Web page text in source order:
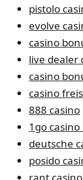
pistolo
evolve
casino
live dealer
casino
casino
888 casino
1go
deutsche
posido
rant casino